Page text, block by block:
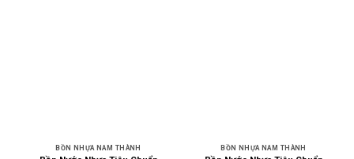
BỒN NHỰA NAM THÀNH BỒN NHỰA NAM THÀNH